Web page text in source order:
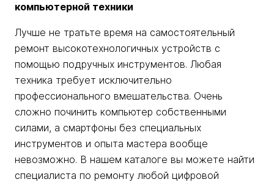
компьютерной техники
Лучше не тратьте время на самостоятельный
ремонт высокотехнологичных устройств с
помощью подручных инструментов. Любая
техника требует исключительно
профессионального вмешательства. Очень
сложно починить компьютер собственными
силами, а смартфоны без специальных
инструментов и опыта мастера вообще
невозможно. В нашем каталоге вы можете найти
специалиста по ремонту любой цифровой